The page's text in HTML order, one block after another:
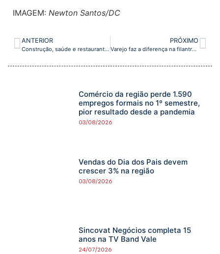
IMAGEM: Newton Santos/DC
ANTERIOR
Construção, saúde e restaurantes são os setores que mais trabalham nos finais de semana
PRÓXIMO
Varejo faz a diferença na filantropia e tem trunfo para engajamento de marca
Comércio da região perde 1.590
empregos formais no 1º semestre,
pior resultado desde a pandemia
03/08/2026
Vendas do Dia dos Pais devem
crescer 3% na região
03/08/2026
Sincovat Negócios completa 15
anos na TV Band Vale
24/07/2026